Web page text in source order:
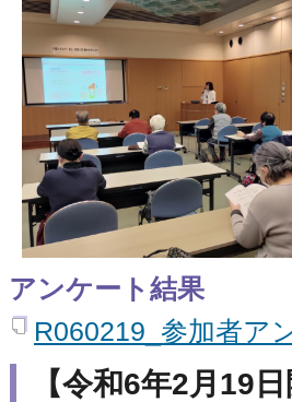
アンケート結果
R060219_参加者ア
【令和6年2月19